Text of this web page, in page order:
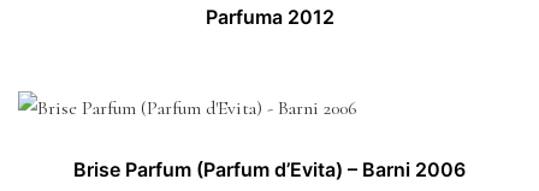
Parfuma 2012
Brise Parfum (Parfum d’Evita) – Barni 2006